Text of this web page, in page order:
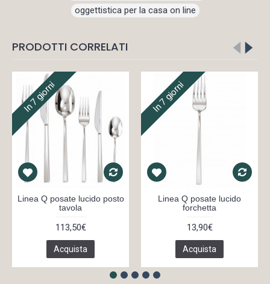
oggettistica per la casa on line
PRODOTTI CORRELATI
In 7 giorni
Linea Q posate lucido posto
tavola
113,50€
Acquista
In 7 giorni
Linea Q posate lucido
forchetta
13,90€
Acquista